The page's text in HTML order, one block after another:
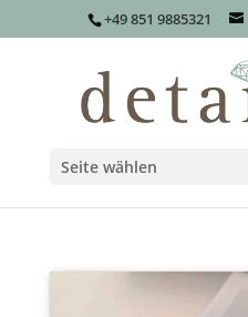
+49 851 9885321
Seite wählen